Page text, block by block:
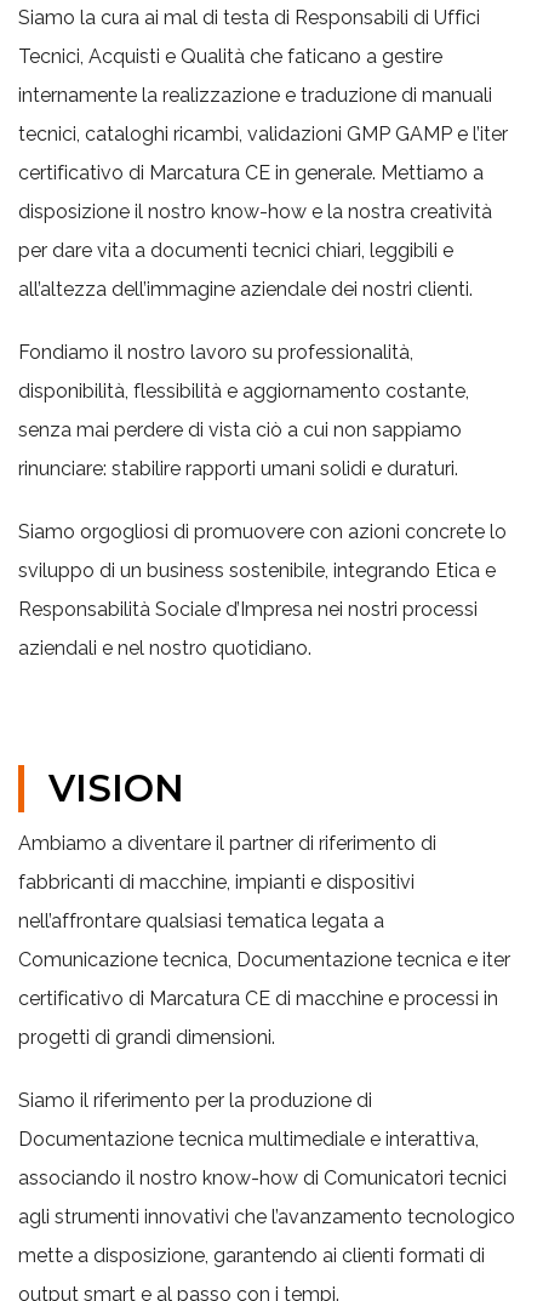
Siamo la cura ai mal di testa di Responsabili di Uffici
Tecnici, Acquisti e Qualità che faticano a gestire
internamente la realizzazione e traduzione di manuali
tecnici, cataloghi ricambi, validazioni GMP GAMP e l’iter
certificativo di Marcatura CE in generale. Mettiamo a
disposizione il nostro know-how e la nostra creatività
per dare vita a documenti tecnici chiari, leggibili e
all’altezza dell’immagine aziendale dei nostri clienti.
Fondiamo il nostro lavoro su professionalità,
disponibilità, flessibilità e aggiornamento costante,
senza mai perdere di vista ciò a cui non sappiamo
rinunciare: stabilire rapporti umani solidi e duraturi.
Siamo orgogliosi di promuovere con azioni concrete lo
sviluppo di un business sostenibile, integrando Etica e
Responsabilità Sociale d’Impresa nei nostri processi
aziendali e nel nostro quotidiano.
VISION
Ambiamo a diventare il partner di riferimento di
fabbricanti di macchine, impianti e dispositivi
nell’affrontare qualsiasi tematica legata a
Comunicazione tecnica, Documentazione tecnica e iter
certificativo di Marcatura CE di macchine e processi in
progetti di grandi dimensioni.
Siamo il riferimento per la produzione di
Documentazione tecnica multimediale e interattiva,
associando il nostro know-how di Comunicatori tecnici
agli strumenti innovativi che l’avanzamento tecnologico
mette a disposizione, garantendo ai clienti formati di
output smart e al passo con i tempi.